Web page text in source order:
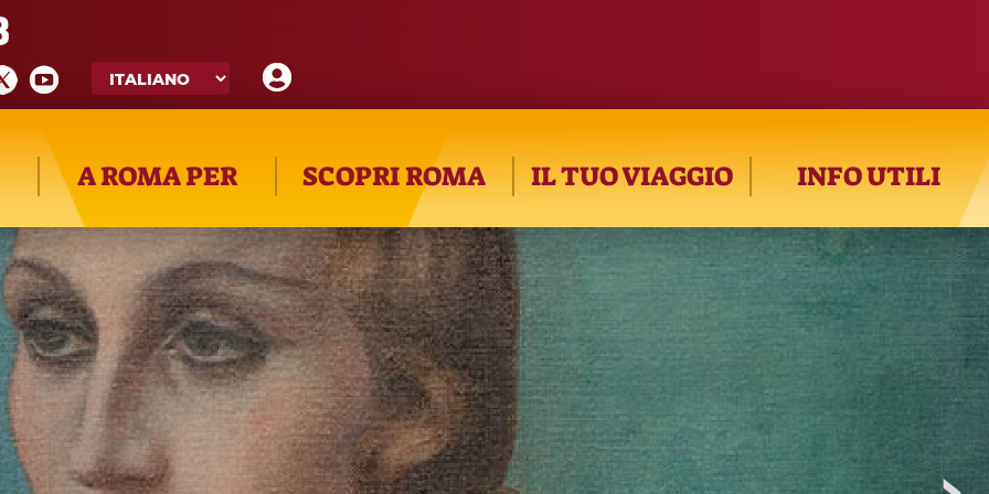
A ROMA PER SCOPRI ROMA IL TUO VIAGGIO INFO UTILI